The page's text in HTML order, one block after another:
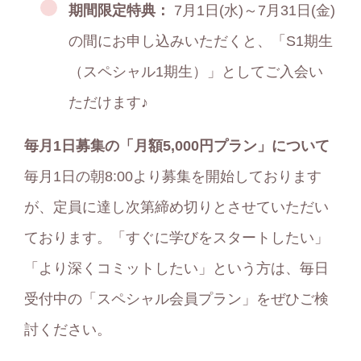
期間限定特典：
7月1日(水)～7月31日(金)
の間にお申し込みいただくと、「S1期生
（スペシャル1期生）」としてご入会い
ただけます♪
毎月1日募集の「月額5,000円プラン」について
毎月1日の朝8:00より募集を開始しております
が、定員に達し次第締め切りとさせていただい
ております。「すぐに学びをスタートしたい」
「より深くコミットしたい」という方は、毎日
受付中の「スペシャル会員プラン」をぜひご検
討ください。